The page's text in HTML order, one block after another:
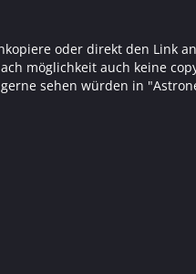
oder direkt den Link
möglichkeit auch keine
sehen würden in